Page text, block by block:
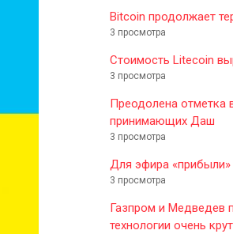
Bitcoin продолжает
3 просмотра
Стоимость Litecoin
3 просмотра
Преодолена отметка
принимающих Даш
3 просмотра
Для эфира
3 просмотра
Газпром и Медведев
технологии очень